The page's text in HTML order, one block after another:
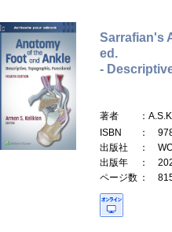
Sarrafian's
ed.
-
著者
：
ISBN
：
出版社
：
出版年
：
ページ数 ：